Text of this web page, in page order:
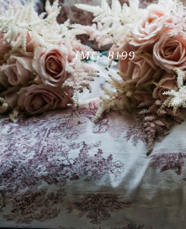
IMG_8199